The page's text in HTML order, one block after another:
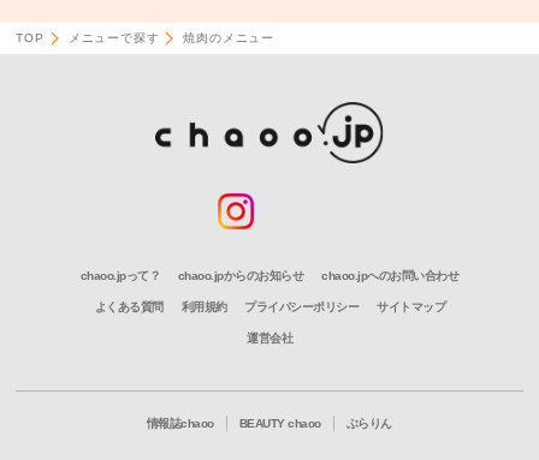
TOP メニューで探す 焼肉のメニュー
chaoo.jpって？ chaoo.jpからのお知らせ chaoo.jpへのお問い合わせ
よくある質問 利用規約 プライバシーポリシー サイトマップ
運営会社
情報誌chaoo BEAUTY chaoo ぶらりん